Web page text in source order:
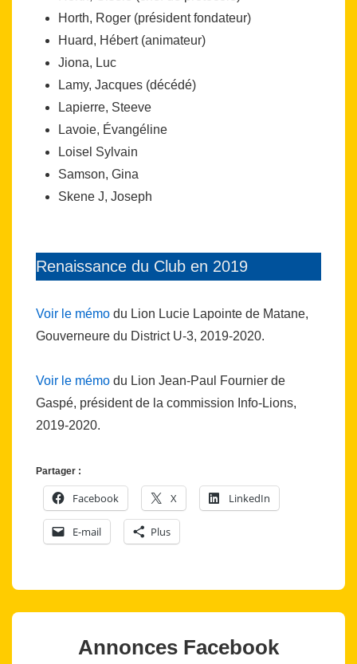
Horth, Roger (président fondateur)
Huard, Hébert (animateur)
Jiona, Luc
Lamy, Jacques (décédé)
Lapierre, Steeve
Lavoie, Évangéline
Loisel Sylvain
Samson, Gina
Skene J, Joseph
Renaissance du Club en 2019
Voir le mémo du Lion Lucie Lapointe de Matane,
Gouverneure du District U-3, 2019-2020.
Voir le mémo du Lion Jean-Paul Fournier de
Gaspé, président de la commission Info-Lions,
2019-2020.
Partager :
Facebook X LinkedIn
E-mail Plus
Annonces Facebook